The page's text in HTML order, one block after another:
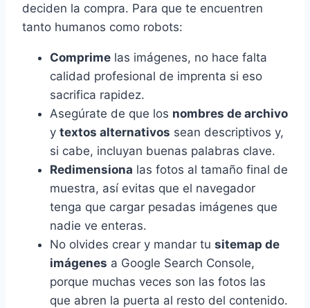
deciden la compra. Para que te encuentren
tanto humanos como robots:
Comprime las imágenes, no hace falta
calidad profesional de imprenta si eso
sacrifica rapidez.
Asegúrate de que los nombres de archivo
y textos alternativos sean descriptivos y,
si cabe, incluyan buenas palabras clave.
Redimensiona las fotos al tamaño final de
muestra, así evitas que el navegador
tenga que cargar pesadas imágenes que
nadie ve enteras.
No olvides crear y mandar tu sitemap de
imágenes a Google Search Console,
porque muchas veces son las fotos las
que abren la puerta al resto del contenido.